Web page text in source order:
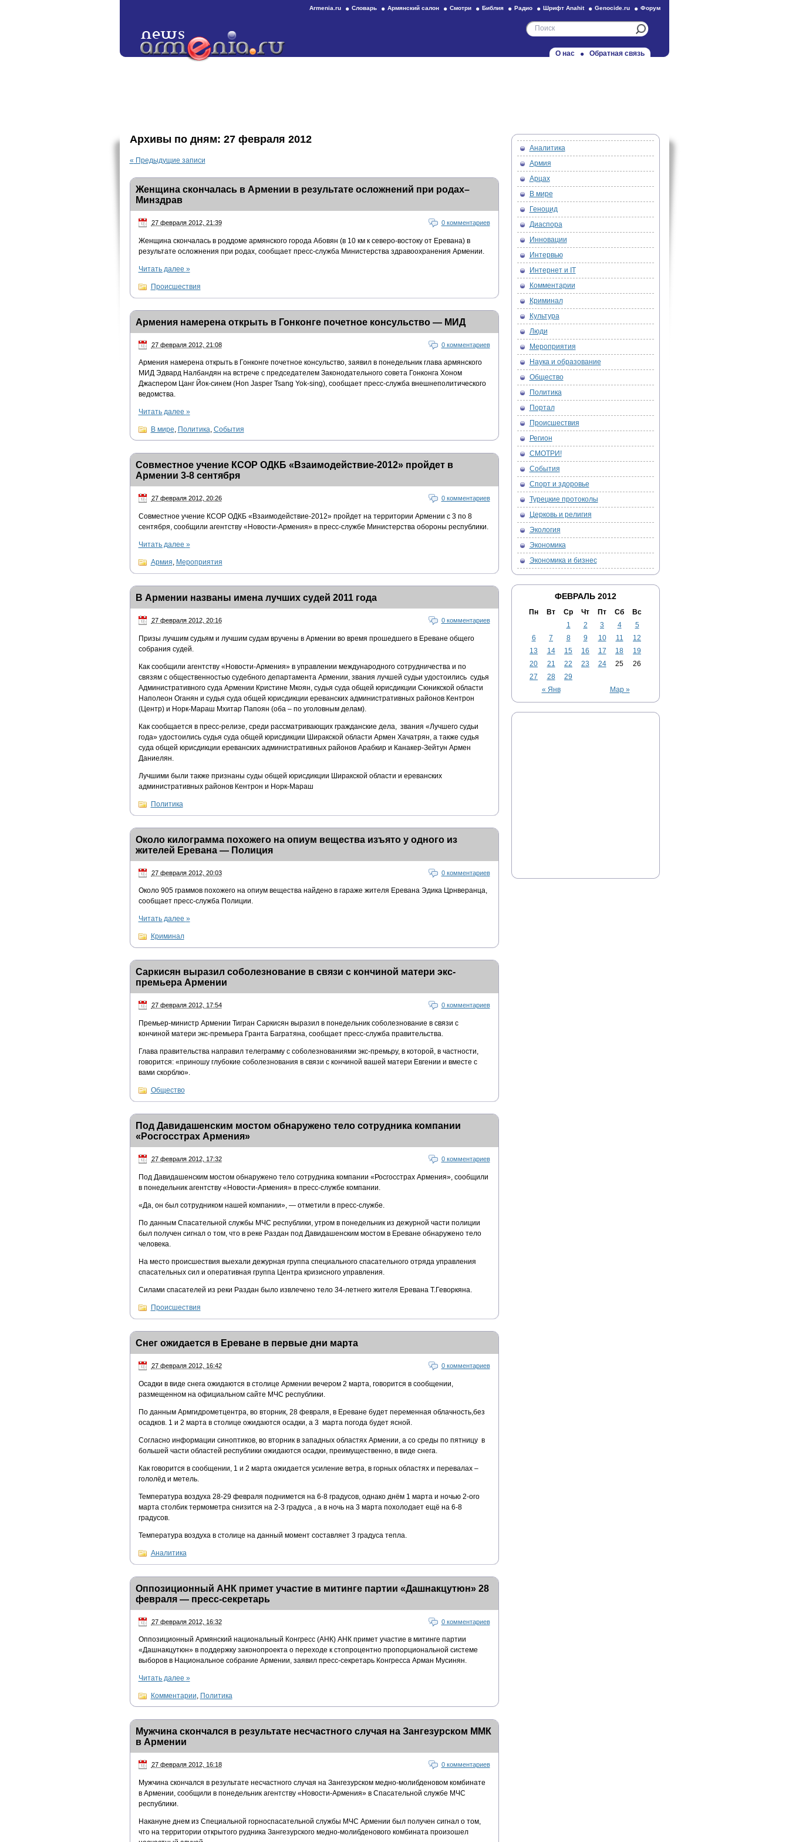
Armenia.ru Словарь Армянский салон Смотри Библия Радио Шрифт Anahit Genocide.ru Форум
О нас Обратная связь
Архивы по дням: 27 февраля 2012
« Предыдущие записи
Женщина скончалась в Армении в результате осложнений при родах–
Минздрав
27 февраля 2012, 21:39 0 комментариев
Женщина скончалась в роддоме армянского города Абовян (в 10 км к северо-востоку от Еревана) в
результате осложнения при родах, сообщает пресс-служба Министерства здравоохранения Армении.
Читать далее »
Происшествия
Армения намерена открыть в Гонконге почетное консульство — МИД
27 февраля 2012, 21:08 0 комментариев
Армения намерена открыть в Гонконге почетное консульство, заявил в понедельник глава армянского
МИД Эдвард Налбандян на встрече с председателем Законодательного совета Гонконга Хоном
Джаспером Цанг Йок-синем (Hon Jasper Tsang Yok-sing), сообщает пресс-служба внешнеполитического
ведомства.
Читать далее »
В мире, Политика, События
Совместное учение КСОР ОДКБ «Взаимодействие-2012» пройдет в
Армении 3-8 сентября
27 февраля 2012, 20:26 0 комментариев
Совместное учение КСОР ОДКБ «Взаимодействие-2012» пройдет на территории Армении с 3 по 8
сентября, сообщили агентству «Новости-Армения» в пресс-службе Министерства обороны республики.
Читать далее »
Армия, Мероприятия
В Армении названы имена лучших судей 2011 года
27 февраля 2012, 20:16 0 комментариев
Призы лучшим судьям и лучшим судам вручены в Армении во время прошедшего в Ереване общего
собрания судей.
Как сообщили агентству «Новости-Армения» в управлении международного сотрудничества и по
связям с общественностью судебного департамента Армении, звания лучшей судьи удостоились судья
Административного суда Армении Кристине Мкоян, судья суда общей юрисдикции Сюникской области
Наполеон Оганян и судья суда общей юрисдикции ереванских административных районов Кентрон
(Центр) и Норк-Мараш Мхитар Папоян (оба – по уголовным делам).
Как сообщается в пресс-релизе, среди рассматривающих гражданские дела, звания «Лучшего судьи
года» удостоились судья суда общей юрисдикции Ширакской области Армен Хачатрян, а также судья
суда общей юрисдикции ереванских административных районов Арабкир и Канакер-Зейтун Армен
Даниелян.
Лучшими были также признаны суды общей юрисдикции Ширакской области и ереванских
административных районов Кентрон и Норк-Мараш
Политика
Около килограмма похожего на опиум вещества изъято у одного из
жителей Еревана — Полиция
27 февраля 2012, 20:03 0 комментариев
Около 905 граммов похожего на опиум вещества найдено в гараже жителя Еревана Эдика Црнверанца,
сообщает пресс-служба Полиции.
Читать далее »
Криминал
Саркисян выразил соболезнование в связи с кончиной матери экс-
премьера Армении
27 февраля 2012, 17:54 0 комментариев
Премьер-министр Армении Тигран Саркисян выразил в понедельник соболезнование в связи с
кончиной матери экс-премьера Гранта Багратяна, сообщает пресс-служба правительства.
Глава правительства направил телеграмму с соболезнованиями экс-премьру, в которой, в частности,
говорится: «приношу глубокие соболезнования в связи с кончиной вашей матери Евгении и вместе с
вами скорблю».
Общество
Под Давидашенским мостом обнаружено тело сотрудника компании
«Росгосстрах Армения»
27 февраля 2012, 17:32 0 комментариев
Под Давидашенским мостом обнаружено тело сотрудника компании «Росгосстрах Армения», сообщили
в понедельник агентству «Новости-Армения» в пресс-службе компании.
«Да, он был сотрудником нашей компании», — отметили в пресс-службе.
По данным Спасательной службы МЧС республики, утром в понедельник из дежурной части полиции
был получен сигнал о том, что в реке Раздан под Давидашенским мостом в Ереване обнаружено тело
человека.
На место происшествия выехали дежурная группа специального спасательного отряда управления
спасательных сил и оперативная группа Центра кризисного управления.
Силами спасателей из реки Раздан было извлечено тело 34-летнего жителя Еревана Т.Геворкяна.
Происшествия
Снег ожидается в Ереване в первые дни марта
27 февраля 2012, 16:42 0 комментариев
Осадки в виде снега ожидаются в столице Армении вечером 2 марта, говорится в сообщении,
размещенном на официальном сайте МЧС республики.
По данным Армгидрометцентра, во вторник, 28 февраля, в Ереване будет переменная облачность,без
осадков. 1 и 2 марта в столице ожидаются осадки, а 3 марта погода будет ясной.
Согласно информации синоптиков, во вторник в западных областях Армении, а со среды по пятницу в
большей части областей республики ожидаются осадки, преимущественно, в виде снега.
Как говорится в сообщении, 1 и 2 марта ожидается усиление ветра, в горных областях и перевалах –
гололёд и метель.
Температура воздуха 28-29 февраля поднимется на 6-8 градусов, однако днём 1 марта и ночью 2-ого
марта столбик термометра снизится на 2-3 градуса , а в ночь на 3 марта похолодает ещё на 6-8
градусов.
Температура воздуха в столице на данный момент составляет 3 градуса тепла.
Аналитика
Оппозиционный АНК примет участие в митинге партии «Дашнакцутюн» 28
февраля — пресс-секретарь
27 февраля 2012, 16:32 0 комментариев
Оппозиционный Армянский национальный Конгресс (АНК) АНК примет участие в митинге партии
«Дашнакцутюн» в поддержку законопроекта о переходе к стопроцентно пропорциональной системе
выборов в Национальное собрание Армении, заявил пресс-секретарь Конгресса Арман Мусинян.
Читать далее »
Комментарии, Политика
Мужчина скончался в результате несчастного случая на Зангезурском ММК
в Армении
27 февраля 2012, 16:18 0 комментариев
Мужчина скончался в результате несчастного случая на Зангезурском медно-молибденовом комбинате
в Армении, сообщили в понедельник агентству «Новости-Армения» в Спасательной службе МЧС
республики.
Накануне днем из Специальной горноспасательной службы МЧС Армении был получен сигнал о том,
что на территории открытого рудника Зангезурского медно-молибденового комбината произошел
Аналитика
Армия
Арцах
В мире
Геноцид
Диаспора
Инновации
Интервью
Интернет и IT
Комментарии
Криминал
Культура
Люди
Мероприятия
Наука и образование
Общество
Политика
Портал
Происшествия
Регион
СМОТРИ!
События
Спорт и здоровье
Турецкие протоколы
Церковь и религия
Экология
Экономика
Экономика и бизнес
ФЕВРАЛЬ 2012
Пн Вт Ср Чт Пт Сб Вс
« Янв Мар »
1 2 3 4
5
6
7 8 9 10 11
12
13
14 15 16 17 18
19
20
21 22 23 24 25
26
27
28 29